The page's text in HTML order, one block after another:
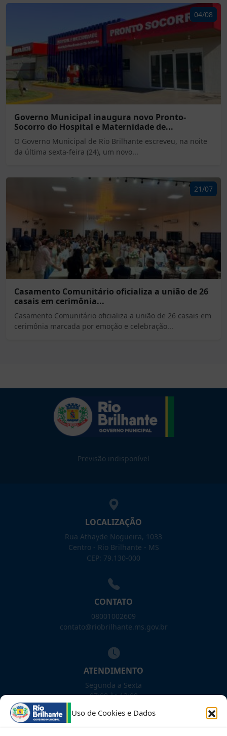
Uso de Cookies e Dados
04/08
Governo Municipal inaugura novo Pronto-
Socorro do Hospital e Maternidade de...
O Governo Municipal de Rio Brilhante escreveu, na noite
da última sexta-feira (24), um novo...
21/07
Casamento Comunitário oficializa a união de 26
casais em cerimônia...
Casamento Comunitário oficializa a união de 26 casais em
cerimônia marcada por emoção e celebração...
Previsão indisponível
LOCALIZAÇÃO
Rua Athayde Nogueira, 1033
Centro - Rio Brilhante - MS
CEP: 79.130-000
CONTATO
08001002609
contato@riobrilhante.ms.gov.br
ATENDIMENTO
Segunda a Sexta
07:00 às 13:00